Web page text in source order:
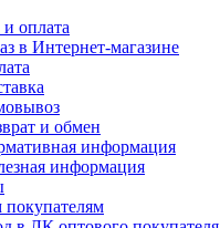
и оплата
в Интернет-магазине
и обмен
информация
информация